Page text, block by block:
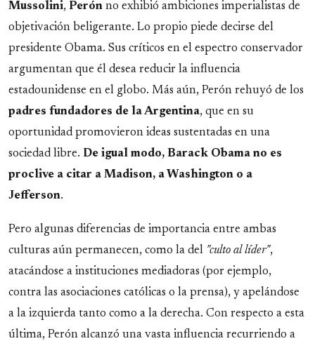
Mussolini, Perón no exhibió ambiciones imperialistas de
objetivación beligerante. Lo propio piede decirse del
presidente Obama. Sus críticos en el espectro conservador
argumentan que él desea reducir la influencia
estadounidense en el globo. Más aún, Perón rehuyó de los
padres fundadores de la Argentina, que en su
oportunidad promovieron ideas sustentadas en una
sociedad libre. De igual modo, Barack Obama no es
proclive a citar a Madison, a Washington o a
Jefferson.
Pero algunas diferencias de importancia entre ambas
culturas aún permanecen, como la del "culto al líder",
atacándose a instituciones mediadoras (por ejemplo,
contra las asociaciones católicas o la prensa), y apelándose
a la izquierda tanto como a la derecha. Con respecto a esta
última, Perón alcanzó una vasta influencia recurriendo a